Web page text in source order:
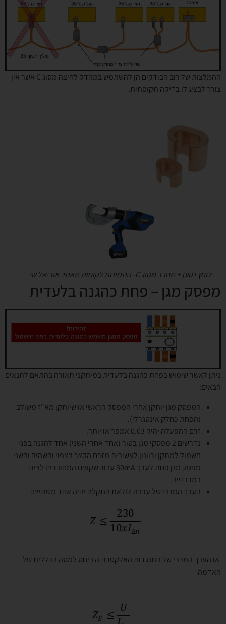
ההמלצות של רוב הבודקים הן להשתמש במהדק לחיצה מסוג C אשר אין
צורך לבצע לו בדיקה תקופתית.
לוחץ נטען + מחבר מסוג C- התמונות לקוחות מאתר אוריאל שי
מפסק מגן – פחת כהגנה בלעדית
ניתן לאשר שימוש בפחת כהגנה בלעדית במיתקני תאורה בהתאם לתנאים
הבאים:
המפסק מגן יותקן אחרי המפסק הראשי או שיותקן מא"ז משולב
(הפחת כחלק אינטגרלי).
זרם ההפעלה יהיה 0.03 אמפר או יותר.
נדרשים 2 מפסקי מגן בטור (אחד אחרי השני) אחד להגנה בפני
חשמול למתקן וכוונון לעשירית מזרם הקצר הצפוי והשהיה והשני
מפסק מגן פחת לערך 30mA עבור שקעים המחוברים לציוד
במרכזייה.
הערך המרבי של עכבת לולאת התקלה יהיה אחד משתיים:
או הערך המרבי של התנגדות האלקטרודה ביחס למסה הכללית של
האדמה